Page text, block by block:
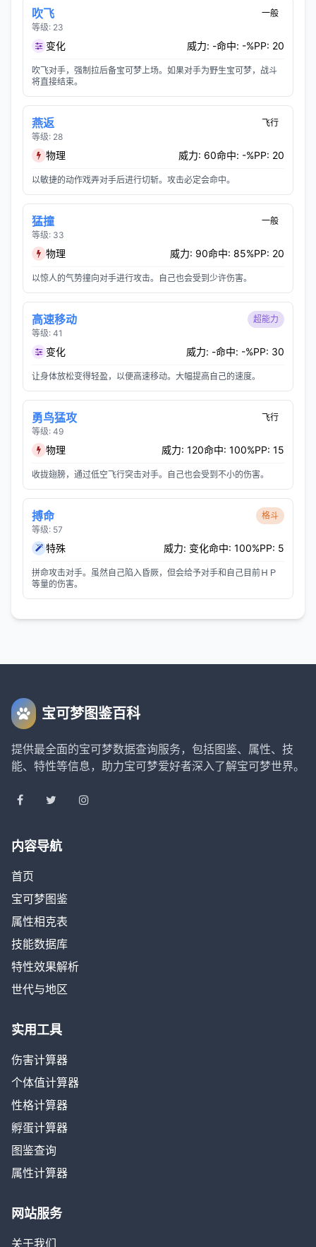
吹飞
等级: 23
一般
变化 威力: -命中: -%PP: 20
吹飞对手，强制拉后备宝可梦上场。如果对手为野生宝可梦，战斗
将直接结束。
燕返
等级: 28
飞行
物理 威力: 60命中: -%PP: 20
以敏捷的动作戏弄对手后进行切斩。攻击必定会命中。
猛撞
等级: 33
一般
物理 威力: 90命中: 85%PP: 20
以惊人的气势撞向对手进行攻击。自己也会受到少许伤害。
高速移动
等级: 41
超能力
变化 威力: -命中: -%PP: 30
让身体放松变得轻盈，以便高速移动。大幅提高自己的速度。
勇鸟猛攻
等级: 49
飞行
物理 威力: 120命中: 100%PP: 15
收拢翅膀，通过低空飞行突击对手。自己也会受到不小的伤害。
搏命
等级: 57
格斗
特殊 威力: 变化命中: 100%PP: 5
拼命攻击对手。虽然自己陷入昏厥，但会给予对手和自己目前ＨＰ
等量的伤害。
宝可梦图鉴百科
提供最全面的宝可梦数据查询服务，包括图鉴、属性、技
能、特性等信息，助力宝可梦爱好者深入了解宝可梦世界。
内容导航
首页
宝可梦图鉴
属性相克表
技能数据库
特性效果解析
世代与地区
实用工具
伤害计算器
个体值计算器
性格计算器
孵蛋计算器
图鉴查询
属性计算器
网站服务
关于我们